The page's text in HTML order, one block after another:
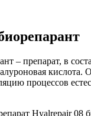
– препарат, в
кислота.
процессов
Hyalrepair 08